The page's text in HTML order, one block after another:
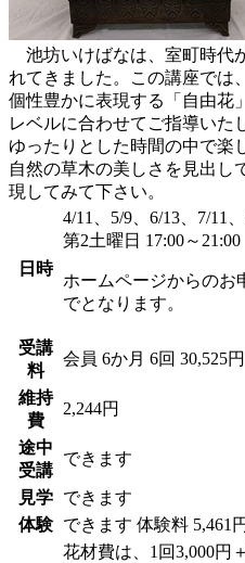
池坊いけばなは、室町時代
れてきました。この講座では
個性豊かに表現する「自由花
レベルに合わせてご指導いた
ゆったりとした時間の中で楽
自然の草木の美しさを見出し
現してみて下さい。
日時
4/11、5/9、6/13、7/11
第2土曜日 17:00～21:00
ホームページからのお
でとなります。
受講
料
会員 6か月 6回 30,525
維持
費
2,244円
途中
受講
できます
見学
できます
体験
できます 体験料 5,461
花材費は、1回3,000円